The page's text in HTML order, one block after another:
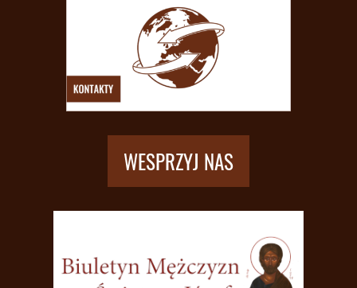
WESPRZYJ NAS